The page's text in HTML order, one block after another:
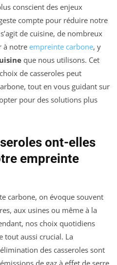
conscient des enjeux
compte pour réduire notre
de cuisine, de nombreux
à notre empreinte carbone, y
que nous utilisons. Cet
de casseroles peut
tout en vous guidant sur
pour des solutions plus
ont-elles
empreinte
carbone, on évoque souvent
aux usines ou même à la
nos choix quotidiens
tout aussi crucial. La
des casseroles sont
de gaz à effet de serre.